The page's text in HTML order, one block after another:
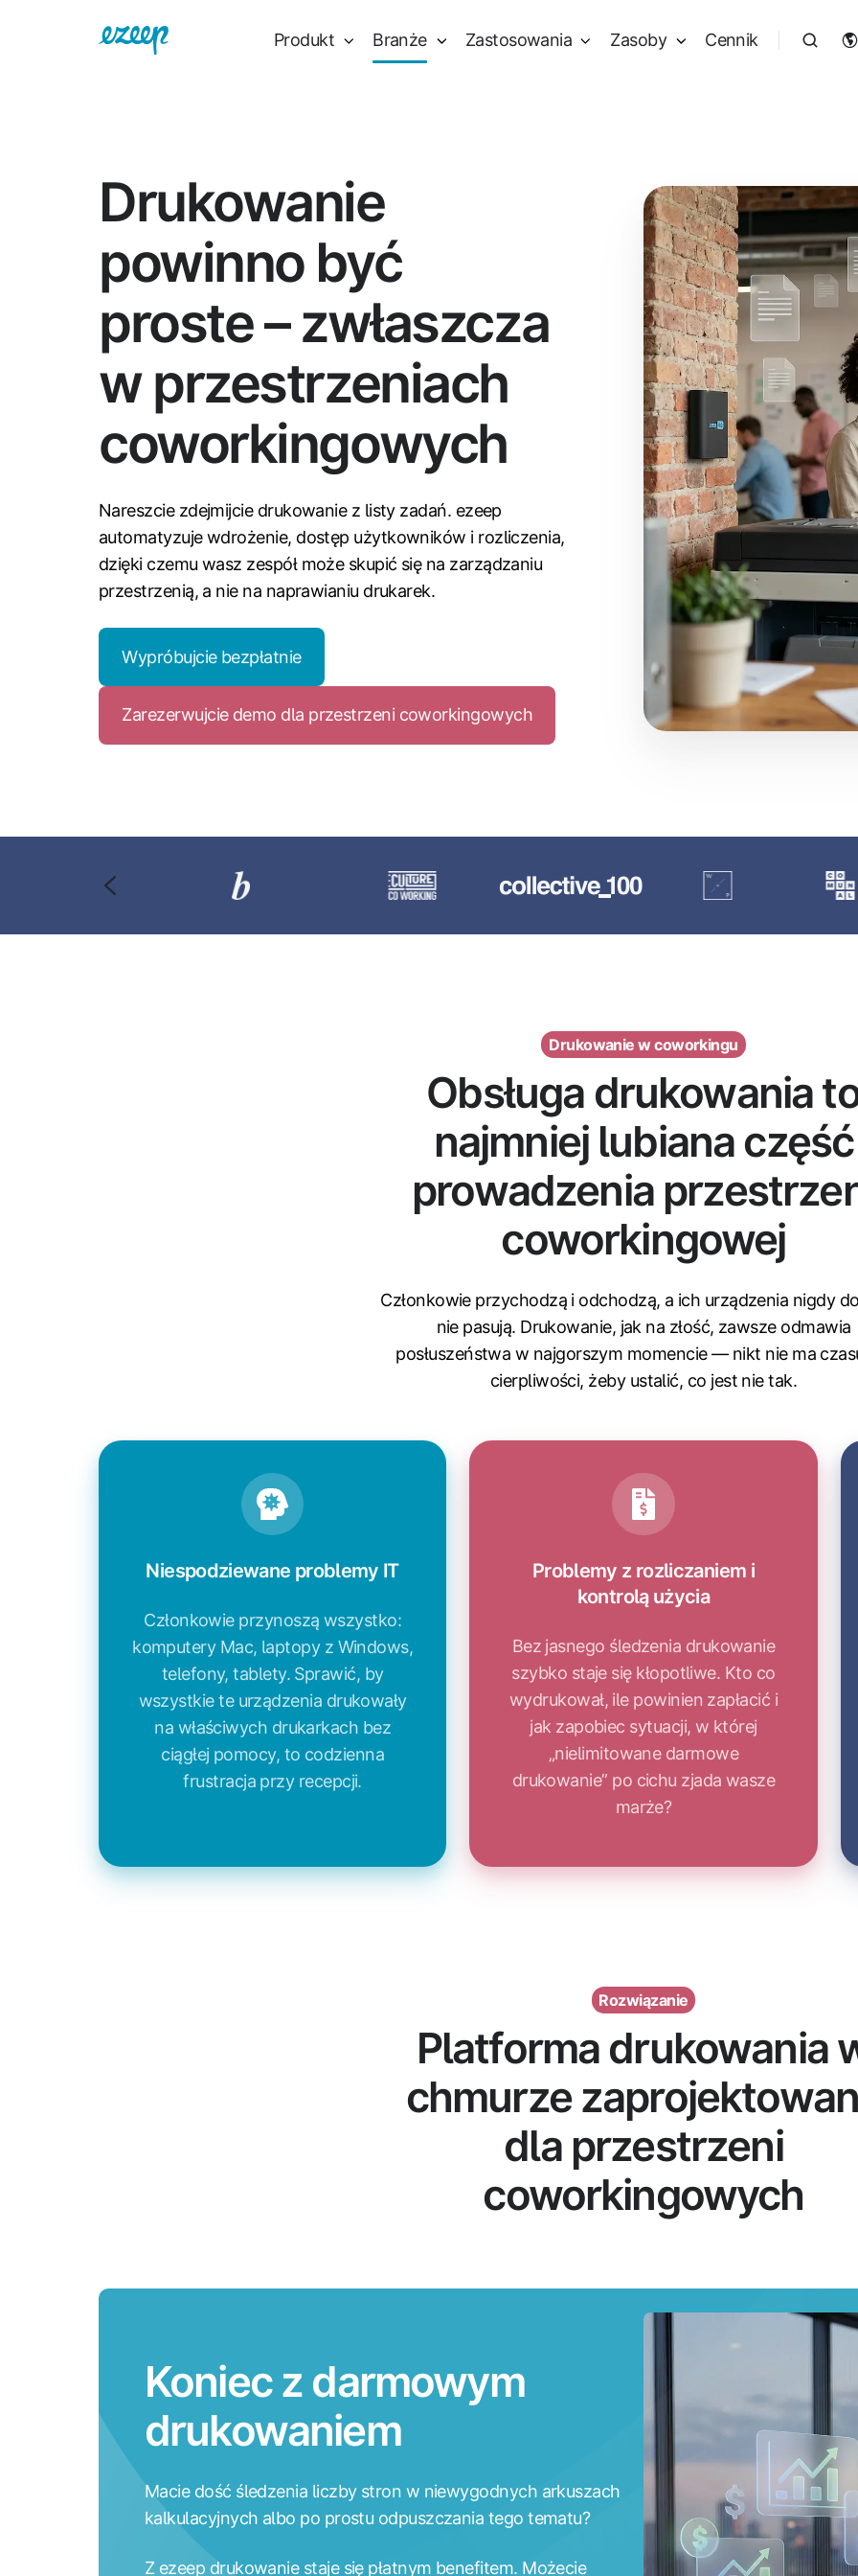
Produkt Branże Zastosowania Zasoby Cennik
Drukowanie
powinno być
proste – zwłaszcza
w przestrzeniach
coworkingowych
Nareszcie zdejmijcie drukowanie z listy zadań. ezeep
automatyzuje wdrożenie, dostęp użytkowników i rozliczenia,
dzięki czemu wasz zespół może skupić się na zarządzaniu
przestrzenią, a nie na naprawianiu drukarek.
Wypróbujcie bezpłatnie
Zarezerwujcie demo dla przestrzeni coworkingowych
Drukowanie w coworkingu
Obsługa drukowania
najmniej lubiana część
prowadzenia
coworkingowej
Członkowie przychodzą i odchodzą, a ich urządzenia nigdy
nie pasują. Drukowanie, jak na złość, zawsze odmawia
posłuszeństwa w najgorszym momencie — nikt nie ma
cierpliwości, żeby ustalić, co jest nie tak.
Niespodziewane problemy IT
Członkowie przynoszą wszystko:
komputery Mac, laptopy z Windows,
telefony, tablety. Sprawić, by
wszystkie te urządzenia drukowały
na właściwych drukarkach bez
ciągłej pomocy, to codzienna
frustracja przy recepcji.
Problemy z rozliczaniem i
kontrolą użycia
Bez jasnego śledzenia drukowanie
szybko staje się kłopotliwe. Kto co
wydrukował, ile powinien zapłacić i
jak zapobiec sytuacji, w której
„nielimitowane darmowe
drukowanie” po cichu zjada wasze
marże?
Rozwiązanie
Platforma drukowania
chmurze
dla przestrzeni
coworkingowych
Koniec z darmowym
drukowaniem
Macie dość śledzenia liczby stron w niewygodnych arkuszach
kalkulacyjnych albo po prostu odpuszczania tego tematu?
Z ezeep drukowanie staje się płatnym benefitem. Możecie